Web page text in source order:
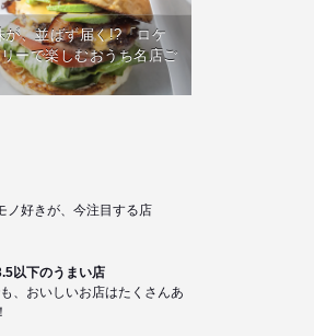
、並ばず届く!?「ロケ
ーで楽しむおうち名店ご
ノ好きが、今注目する店
以下のうまい店
、おいしいお店はたくさんあ